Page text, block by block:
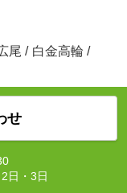
尾 / 白金高輪 /
せ
日・3日